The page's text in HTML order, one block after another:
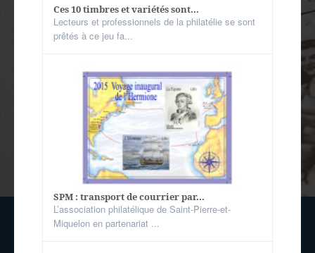
Ces 10 timbres et variétés sont...
Lecteurs et professionnels de la philatélie se sont
prêtés à ce jeu fa...
SPM : transport de courrier par...
L’association philatélique de Saint-Pierre-et-
Miquelon en partenariat ...